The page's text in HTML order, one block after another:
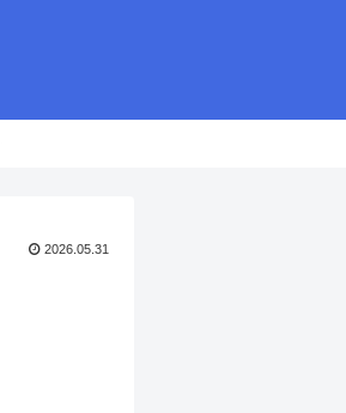
2026.05.31